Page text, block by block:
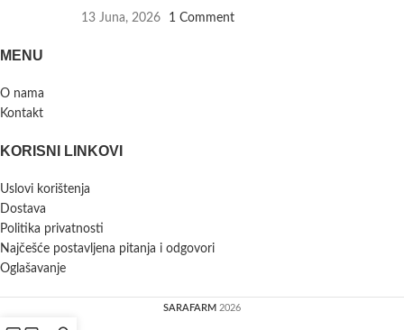
13 Juna, 2026 1 Comment
MENU
O nama
Kontakt
KORISNI LINKOVI
Uslovi korištenja
Dostava
Politika privatnosti
Najčešće postavljena pitanja i odgovori
Oglašavanje
SARAFARM 2026